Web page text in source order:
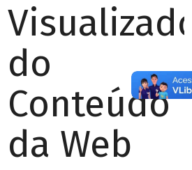
Visualizador
do
Conteúdo
da Web